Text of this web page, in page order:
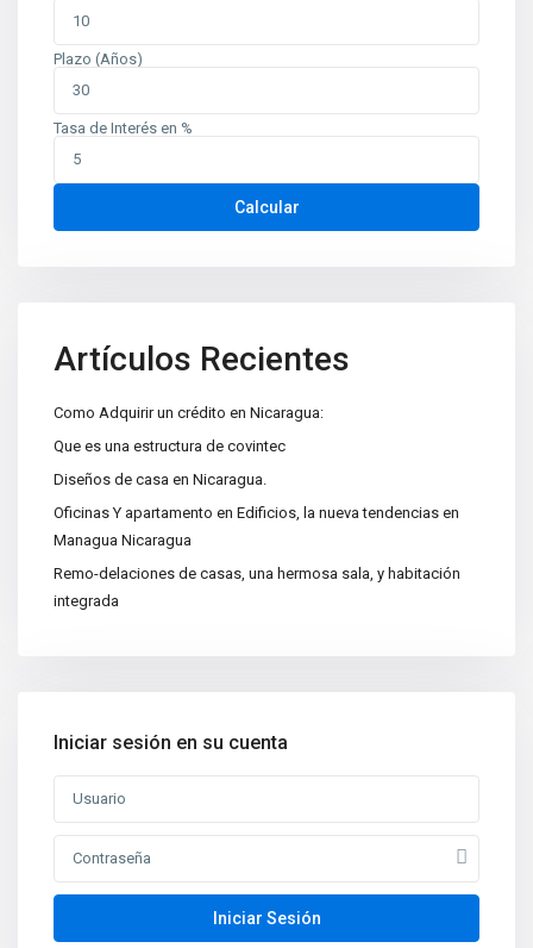
Plazo (Años)
Tasa de Interés en %
Calcular
Artículos Recientes
Como Adquirir un crédito en Nicaragua:
Que es una estructura de covintec
Diseños de casa en Nicaragua.
Oficinas Y apartamento en Edificios, la nueva tendencias en
Managua Nicaragua
Remo-delaciones de casas, una hermosa sala, y habitación
integrada
Iniciar sesión en su cuenta
Iniciar Sesión
Contáctenos
Planes de Altamira, del TipTop 250m al oeste. Edificio Mina
oficina 6
Categorías
Bodegas(3)
Casa|Quinta(11)
Casas(86)
Lotes y Terrenos(65)
Oficinas(5)
Nuevas propiedades
Venta de Casa de Lujo en